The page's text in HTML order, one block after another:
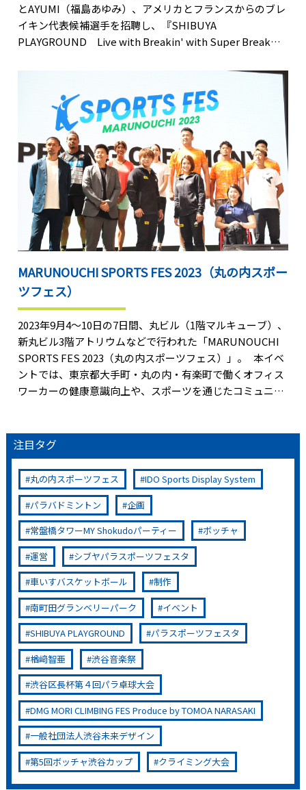
とAYUMI（福島あゆみ）、アメリカとフランスからのブレ
イキン代表候補選手を招聘し、『SHIBUYA
PLAYGROUND Live with Breakin' with Super Break
音楽祭には約1万5000人が集まり、SHIBUYA
PLAYGROUNDでは約700人の観客がスポーツとカルチャー
のコラボレーションを楽しみました。本イベントは、渋谷
×アーバンスポーツでスポーツツーリズムを引き起こすこ
とを目的に実施。FDS（一般社団法人渋谷未来デザイン）
【ハイライト動画】
MARUNOUCHI SPORTS FES 2023（丸の内スポー
ツフェス）
2023年9月4～10日の7日間、丸ビル（1階マルキューブ）、
新丸ビル3階アトリウムなどで行われた「MARUNOUCHI
SPORTS FES 2023（丸の内スポーツフェス）」。 本イベ
ントでは、東京都大手町・丸の内・有楽町で働くオフィス
ワーカーの健康意識向上や、スポーツを通じたコミュニケ
ました。 スポーツビズは主催である三菱地所と連携し、
企画、制作・運営、アスリートのキャスティングを担当。
4日に行われたオープニングセレモニーには、千葉真子
（陸上）、君嶋愛梨沙（陸上）、野口啓代（スポーツクラ
イミング）、岡澤セオン（アマチュアボクシング）、村岡
桃佳（パラアルペンスキー／パラ陸上）など、トップアス
リート12名をキャスティング。 イベント期間中には、野
口啓代がプロデュースしたクライミングウォールにチャレ
ンジできる「ボルダリング体験」や「パラスポーツ展示～
夏冬二刀流 村岡桃佳の挑戦～」と題し、村岡の競技写真や
実際に使用している競技アイテムを展示するなど、計13個
のスポーツコンテンツを企画・運営しました。 スポーツ
ビズでは『アスリートのキャスティング』に留まらず、
『企画』→『運営・制作』と、ワンストップで企業・地域
の課題や目的に合わせたスポーツコンテンツを提供してい
ます。
注目タグ
丸の内スポーツフェス
IDO Sports Display System
パラバドミントン
企画
常盤橋タワーMY Shokudoパーティー
ボッチャ
運営
シブヤパラスポーツフェスタ
車いすバスケットボール
制作
南町田グランベリーパーク
イベント
SHIBUYA PLAYGROUND
パラスポーツフェスタ
楢﨑智亜
渋谷音楽祭
渋谷区長杯第４回パラ卓球大会
DMG MORI CLIMBING FES Produce by TOMOA NARASAKI
一般社団法人渋谷未来デザイン
第5回ボッチャ渋谷カップ
クライミング大会